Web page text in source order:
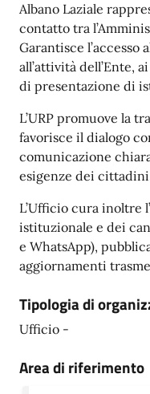
Albano Laziale
contatto tra
Garantisce
all’attività dell’Ente,
di presentazione di
L’URP promuove la
favorisce il dialogo
comunicazione
esigenze dei
L’Ufficio cura inoltre
istituzionale e dei
e WhatsApp),
aggiornamenti
Tipologia di
Ufficio -
Area di riferimento